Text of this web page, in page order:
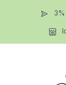
Zum Hauptinhalt